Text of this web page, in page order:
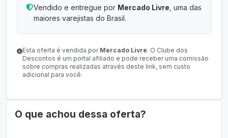
Vendido e entregue por Mercado Livre , uma das
maiores varejistas do Brasil.
Esta oferta é vendida por Mercado Livre. O Clube dos
Descontos é um portal afiliado e pode receber uma comissão
sobre compras realizadas através deste link, sem custo
adicional para você.
O que achou dessa oferta?